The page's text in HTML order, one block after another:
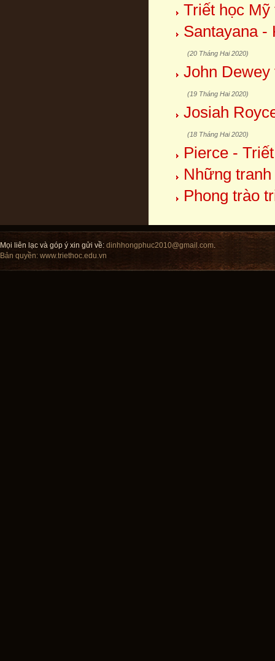
Triết học
Santayana -
(20 Tháng Hai 2020)
John Dewey
(19 Tháng Hai 2020)
Josiah
(18 Tháng Hai 2020)
Pierce -
Những
Phong trào
Mọi liên lạc và góp ý xin gửi về: dinhhongphuc2010@gmail.com.
Bản quyền: www.triethoc.edu.vn